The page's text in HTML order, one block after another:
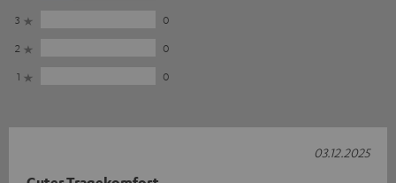
3
0
2
0
1
0
03.12.2025